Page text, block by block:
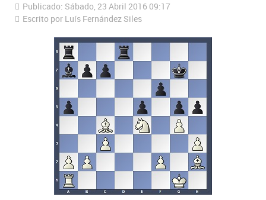
Publicado: Sábado, 23 Abril 2016 09:17
Escrito por Luís Fernández Siles